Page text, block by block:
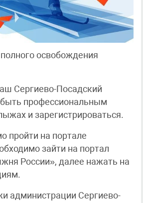
освобождения
Сергиево-Посадский
быть профессиональным
и зарегистрироваться.
пройти на портале
зайти на портал
России», далее нажать на
администрации Сергиево-